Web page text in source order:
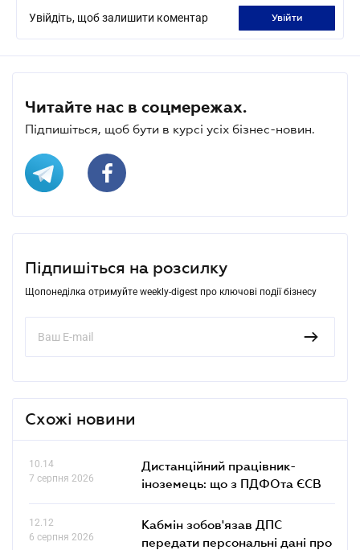
Увійдіть, щоб залишити коментар увійти
Читайте нас в соцмережах.
Підпишіться, щоб бути в курсі усіх бізнес-новин.
Підпишіться на розсилку
Щопонеділка отримуйте weekly-digest про ключові події бізнесу
Схожі новини
10.14
7 серпня 2026
Дистанційний працівник-
іноземець: що з ПДФОта ЄСВ
12.12
6 серпня 2026
Кабмін зобов'язав ДПС
передати персональні дані про